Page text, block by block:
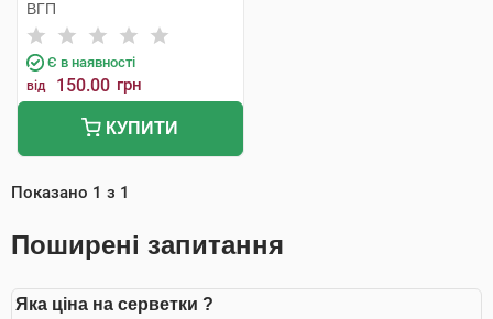
ВГП
Є в наявності
від 150.00 грн
КУПИТИ
Показано 1 з 1
Поширені запитання
Яка ціна на серветки ?